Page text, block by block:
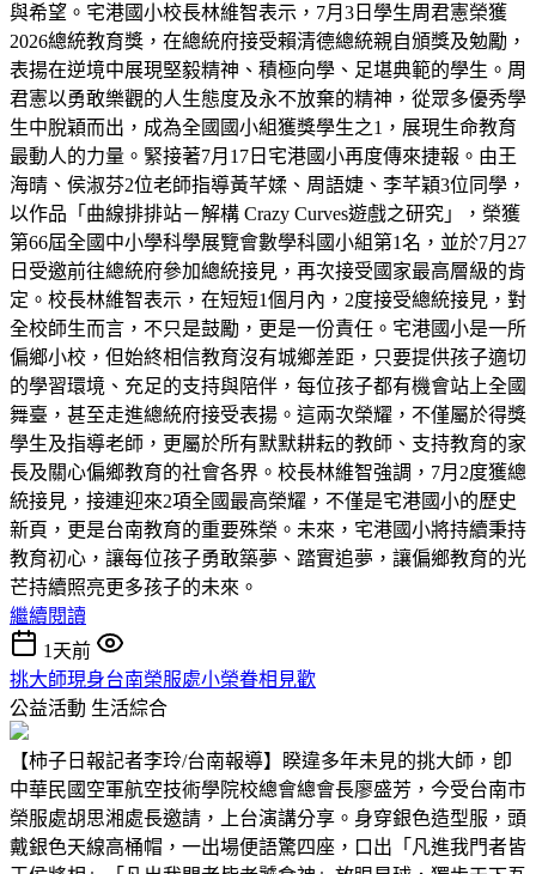
與希望。宅港國小校長林維智表示，7月3日學生周君憲榮獲
2026總統教育獎，在總統府接受賴清德總統親自頒獎及勉勵，
表揚在逆境中展現堅毅精神、積極向學、足堪典範的學生。周
君憲以勇敢樂觀的人生態度及永不放棄的精神，從眾多優秀學
生中脫穎而出，成為全國國小組獲獎學生之1，展現生命教育
最動人的力量。緊接著7月17日宅港國小再度傳來捷報。由王
海晴、侯淑芬2位老師指導黃芊媃、周語婕、李芊穎3位同學，
以作品「曲線排排站－解構 Crazy Curves遊戲之研究」，榮獲
第66屆全國中小學科學展覽會數學科國小組第1名，並於7月27
日受邀前往總統府參加總統接見，再次接受國家最高層級的肯
定。校長林維智表示，在短短1個月內，2度接受總統接見，對
全校師生而言，不只是鼓勵，更是一份責任。宅港國小是一所
偏鄉小校，但始終相信教育沒有城鄉差距，只要提供孩子適切
的學習環境、充足的支持與陪伴，每位孩子都有機會站上全國
舞臺，甚至走進總統府接受表揚。這兩次榮耀，不僅屬於得獎
學生及指導老師，更屬於所有默默耕耘的教師、支持教育的家
長及關心偏鄉教育的社會各界。校長林維智強調，7月2度獲總
統接見，接連迎來2項全國最高榮耀，不僅是宅港國小的歷史
新頁，更是台南教育的重要殊榮。未來，宅港國小將持續秉持
教育初心，讓每位孩子勇敢築夢、踏實追夢，讓偏鄉教育的光
芒持續照亮更多孩子的未來。
繼續閱讀
1天前
挑大師現身台南榮服處小榮眷相見歡
公益活動 生活綜合
【柿子日報記者李玲/台南報導】睽違多年未見的挑大師，卽
中華民國空軍航空技術學院校總會總會長廖盛芳，今受台南市
榮服處胡思湘處長邀請，上台演講分享。身穿銀色造型服，頭
戴銀色天線高桶帽，一出場便語驚四座，口出「凡進我門者皆